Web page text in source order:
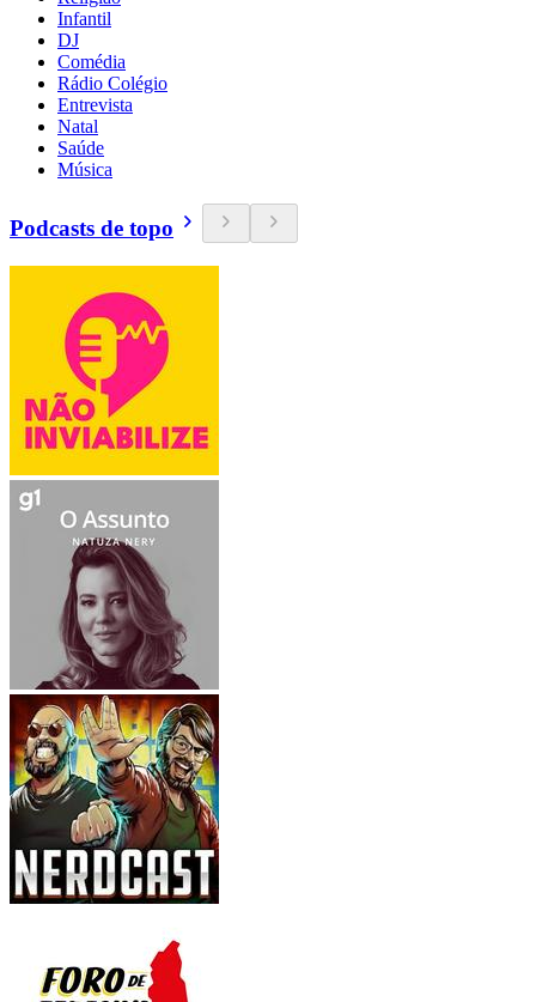
Infantil
DJ
Comédia
Rádio Colégio
Entrevista
Natal
Saúde
Música
Podcasts de topo